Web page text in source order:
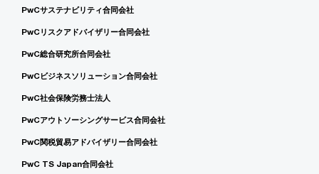
PwCサステナビリティ合同会社
PwCリスクアドバイザリー合同会社
PwC総合研究所合同会社
PwCビジネスソリューション合同会社
PwC社会保険労務士法人
PwCアウトソーシングサービス合同会社
PwC関税貿易アドバイザリー合同会社
PwC TS Japan合同会社